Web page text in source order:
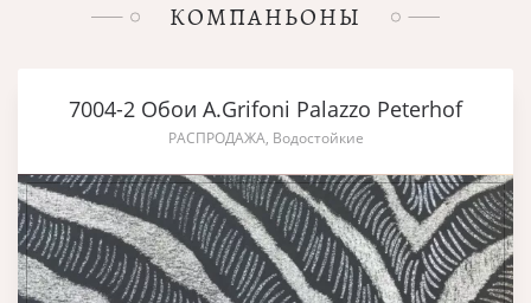
КОМПАНЬОНЫ
7004-2 Обои A.Grifoni Palazzo Peterhof
РАСПРОДАЖА, Водостойкие